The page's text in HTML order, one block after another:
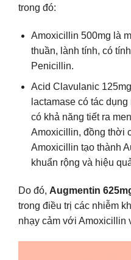
trong đó:
Amoxicillin 500mg là
thuần, lành tính, có
Penicillin.
Acid Clavulanic
lactamase có tác
có khả năng tiết ra
Amoxicillin, đồng thời
Amoxicillin tạo thành
khuẩn rộng và hiệu
Do đó, Augmentin
trong điều trị các nhiễm
nhạy cảm với Amoxicillin